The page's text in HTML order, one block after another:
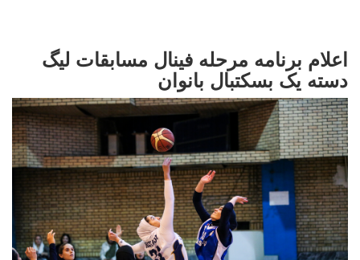
اعلام برنامه مرحله فینال مسابقات لیگ
دسته یک بسکتبال بانوان